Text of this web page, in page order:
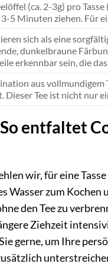
(ca. 2-3g) pro
3-5 Minuten ziehen.
sich als eine
dunkelbraune
erkennbar sein, die
aus
Dieser Tee ist nicht nur
entfaltet
wir, für eine
Wasser zum
den Tee zu
Ziehzeit
gerne, um Ihre